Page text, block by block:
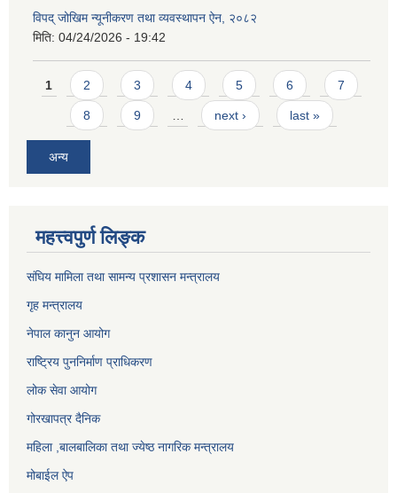
विपद् जोखिम न्यूनीकरण तथा व्यवस्थापन ऐन, २०८२
मिति: 04/24/2026 - 19:42
Pages
1 2 3 4 5 6 7
8 9 next › last »
अन्य
महत्त्वपुर्ण लिङ्क
संघिय मामिला तथा सामन्य प्रशासन मन्त्रालय
गृह मन्त्रालय
नेपाल कानुन आयोग
राष्ट्रिय पुननिर्माण प्राधिकरण
लोक सेवा आयोग
गोरखापत्र दैनिक
महिला ,बालबालिका तथा ज्येष्ठ नागरिक मन्त्रालय
मोबाईल ऐप